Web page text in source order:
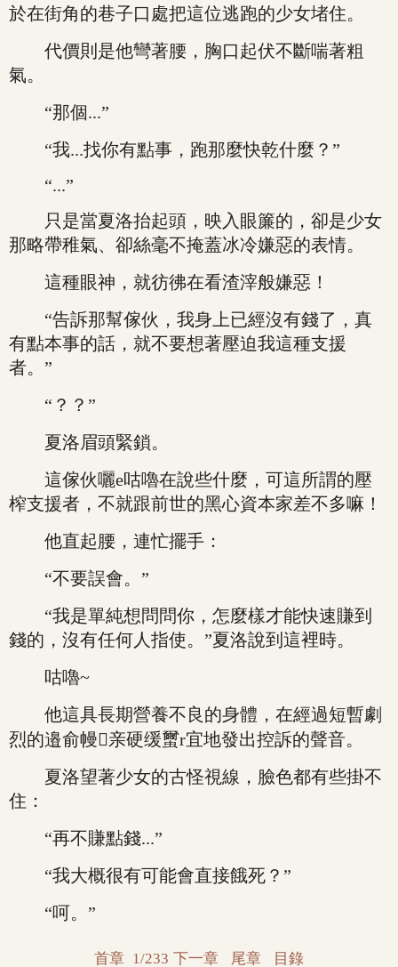
於在街角的巷子口處把這位逃跑的少女堵住。
代價則是他彎著腰，胸口起伏不斷喘著粗
氣。
“那個...”
“我...找你有點事，跑那麼快乾什麼？”
“...”
只是當夏洛抬起頭，映入眼簾的，卻是少女
那略帶稚氣、卻絲毫不掩蓋冰冷嫌惡的表情。
這種眼神，就彷彿在看渣滓般嫌惡！
“告訴那幫傢伙，我身上已經沒有錢了，真
有點本事的話，就不要想著壓迫我這種支援
者。”
“？？”
夏洛眉頭緊鎖。
這傢伙囇e咕嚕在說些什麼，可這所謂的壓
榨支援者，不就跟前世的黑心資本家差不多嘛！
他直起腰，連忙擺手：
“不要誤會。”
“我是單純想問問你，怎麼樣才能快速賺到
錢的，沒有任何人指使。”夏洛說到這裡時。
咕嚕~
他這具長期營養不良的身體，在經過短暫劇
烈的邉俞幔亲硬缓蠒r宜地發出控訴的聲音。
夏洛望著少女的古怪視線，臉色都有些掛不
住：
“再不賺點錢...”
“我大概很有可能會直接餓死？”
“呵。”
首章 1/233 下一章 尾章 目錄